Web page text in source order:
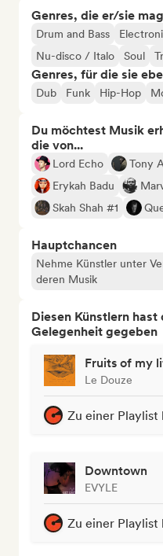
Genres, die er/sie mag
Drum and Bass
Nu-disco / Italo
Soul
Genres, für die sie
Dub Funk Hip-Hop
Du möchtest Musik
die von...
Lord Echo Tony
Erykah Badu
Skah Shah #1
Hauptchancen
Nehme Künstler unter
deren Musik
Diesen Künstlern hast
Gelegenheit gegeben
Fruits of my
Le Douze
Zu einer Playlist
Downtown
EVYLE
Zu einer Playlist